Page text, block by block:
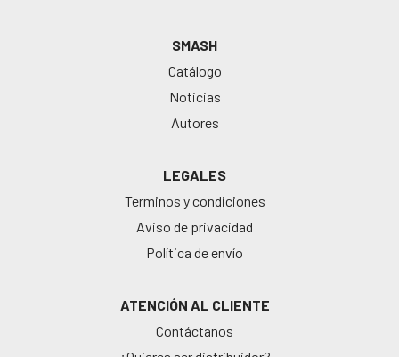
SMASH
Catálogo
Noticias
Autores
LEGALES
Terminos y condiciones
Aviso de privacidad
Política de envío
ATENCIÓN AL CLIENTE
Contáctanos